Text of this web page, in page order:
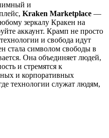
и
Kraken Marketplace —
зеркалу Кракен на
аккаунт. Крамп не просто
и свобода идут
стала символом свободы в
Она объединяет людей,
и стремятся к
и корпоративных
технологии служат людям,